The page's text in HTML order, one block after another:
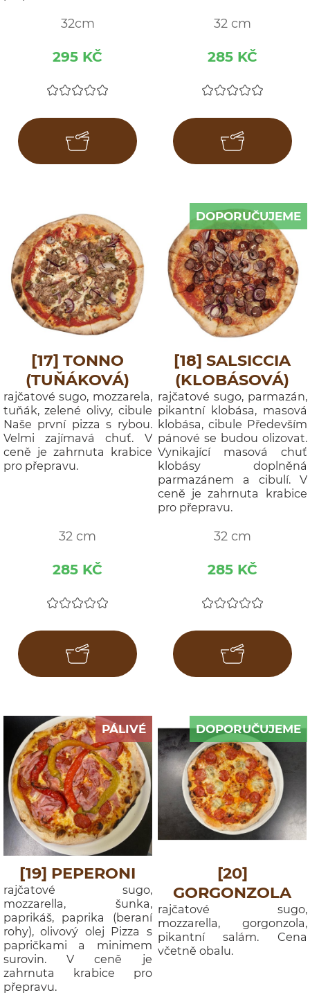
32cm
295 KČ
32 cm
285 KČ
[17] TONNO
(TUŇÁKOVÁ)
rajčatové sugo, mozzarela,
tuňák, zelené olivy, cibule
Naše první pizza s rybou.
Velmi zajímavá chuť. V
ceně je zahrnuta krabice
pro přepravu.
32 cm
285 KČ
DOPORUČUJEME
[18] SALSICCIA
(KLOBÁSOVÁ)
rajčatové sugo, parmazán,
pikantní klobása, masová
klobása, cibule Především
pánové se budou olizovat.
Vynikající masová chuť
klobásy doplněná
parmazánem a cibulí. V
ceně je zahrnuta krabice
pro přepravu.
32 cm
285 KČ
PÁLIVÉ
[19] PEPERONI
rajčatové sugo,
mozzarella, šunka,
paprikáš, paprika (beraní
rohy), olivový olej Pizza s
papričkami a minimem
surovin. V ceně je
zahrnuta krabice pro
přepravu.
DOPORUČUJEME
[20]
GORGONZOLA
rajčatové sugo,
mozzarella, gorgonzola,
pikantní salám. Cena
včetně obalu.